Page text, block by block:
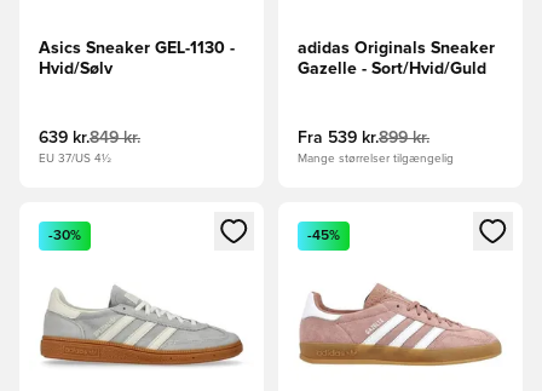
Asics Sneaker GEL-1130 -
Hvid/Sølv
639 kr.849 kr.
EU 37/US 4½
adidas Originals Sneaker
Gazelle - Sort/Hvid/Guld
Fra 539 kr.899 kr.
Mange størrelser tilgængelig
Åbner en Modal til at logge ind eller tilmelde dig som
-30%
Åbner en Modal til at logge
-45%